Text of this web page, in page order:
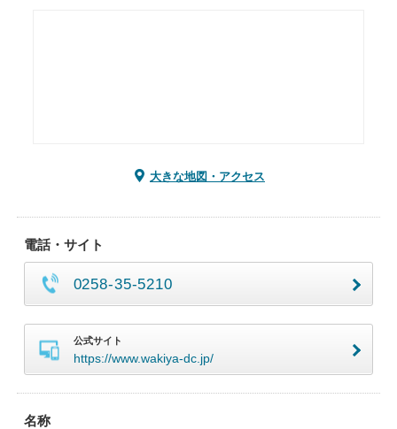
大きな地図・アクセス
電話・サイト
0258-35-5210
公式サイト
https://www.wakiya-dc.jp/
名称